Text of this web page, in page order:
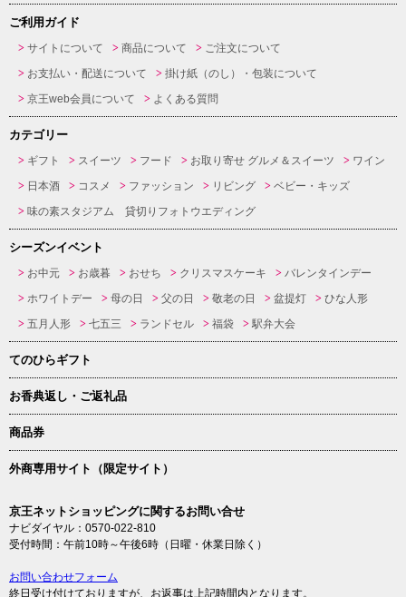
ご利用ガイド
サイトについて 商品について
ご注文について
お支払い・配送について
掛け紙（のし）・包装について
京王web会員について
よくある質問
カテゴリー
ギフト スイーツ フード お取り寄せ グルメ＆スイーツ
ワイン
日本酒
コスメ ファッション リビング
ベビー・キッズ
味の素スタジアム 貸切りフォトウエディング
シーズンイベント
お中元 お歳暮 おせち クリスマスケーキ
バレンタインデー
ホワイトデー
母の日 父の日 敬老の日 盆提灯
ひな人形
五月人形
七五三 ランドセル 福袋 駅弁大会
てのひらギフト
お香典返し・ご返礼品
商品券
外商専用サイト（限定サイト）
京王ネットショッピングに関するお問い合せ
ナビダイヤル：0570-022-810
受付時間：午前10時～午後6時（日曜・休業日除く）
お問い合わせフォーム
終日受け付けておりますが、お返事は上記時間内となります。